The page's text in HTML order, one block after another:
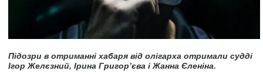
Підозри в отриманні хабаря від олігарха отримали судді
Ігор Желєзний, Ірина Григорʼєва і Жанна Єленіна.